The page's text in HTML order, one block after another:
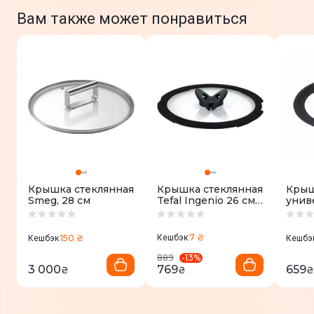
Вам также может понравиться
Крышка стеклянная
Smeg, 28 см
Кешбэк150 ₴
3 000₴
Крышка стеклянная
Tefal Ingenio 26 см
(L9846653)
Кешбэк7 ₴
889
-13%
769₴ 659₴